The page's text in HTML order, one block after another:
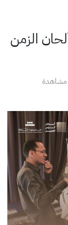
الزمن
مشاهدة